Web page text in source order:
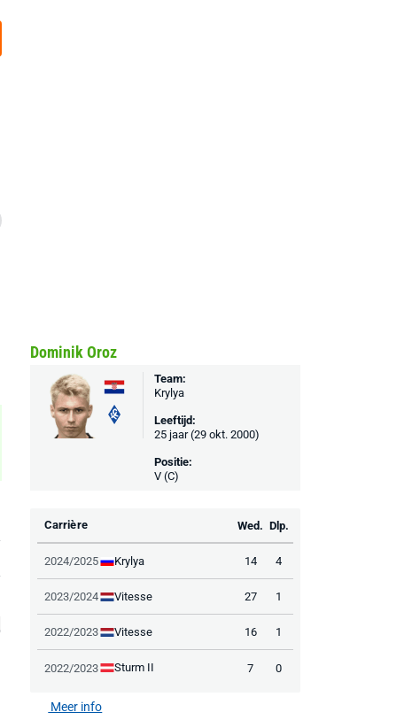
Dominik Oroz
Team:
Krylya
Leeftijd:
25 jaar (29 okt. 2000)
Positie:
V (C)
Carrière Wed. Dlp.
2024/2025 Krylya 14 4
2023/2024 Vitesse 27 1
2022/2023 Vitesse 16 1
2022/2023 Sturm II 7 0
Meer info